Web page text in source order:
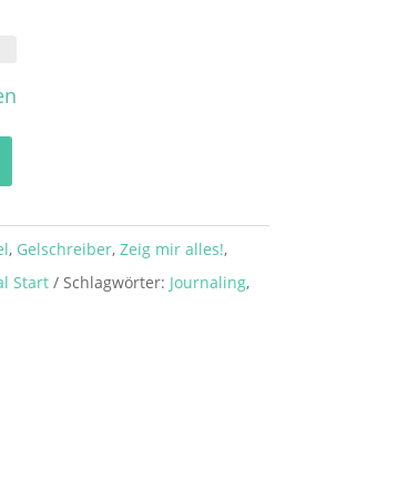
, Gelschreiber, Zeig mir alles!,
Start Schlagwörter: Journaling,